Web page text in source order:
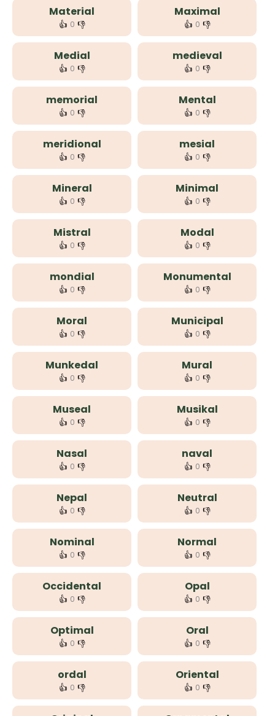
Material
👍 0 👎
Maximal
👍 0 👎
Medial
👍 0 👎
medieval
👍 0 👎
memorial
👍 0 👎
Mental
👍 0 👎
meridional
👍 0 👎
mesial
👍 0 👎
Mineral
👍 0 👎
Minimal
👍 0 👎
Mistral
👍 0 👎
Modal
👍 0 👎
mondial
👍 0 👎
Monumental
👍 0 👎
Moral
👍 0 👎
Municipal
👍 0 👎
Munkedal
👍 0 👎
Mural
👍 0 👎
Museal
👍 0 👎
Musikal
👍 0 👎
Nasal
👍 0 👎
naval
👍 0 👎
Nepal
👍 0 👎
Neutral
👍 0 👎
Nominal
👍 0 👎
Normal
👍 0 👎
Occidental
👍 0 👎
Opal
👍 0 👎
Optimal
👍 0 👎
Oral
👍 0 👎
ordal
👍 0 👎
Oriental
👍 0 👎